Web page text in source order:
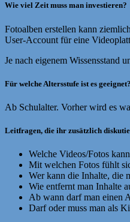
Wie viel Zeit muss man investieren?
Fotoalben erstellen kann
User-Account für eine
Je nach eigenem Wissensstand
Für welche Altersstufe ist es geeignet?
Ab Schulalter. Vorher wird es
Leitfragen, die ihr zusätzlich
Welche Videos/Fotos
Mit welchen Fotos fühlt
Wer kann die Inhalte, die
Wie entfernt man Inhalte
Ab wann darf man einen
Darf oder muss man als